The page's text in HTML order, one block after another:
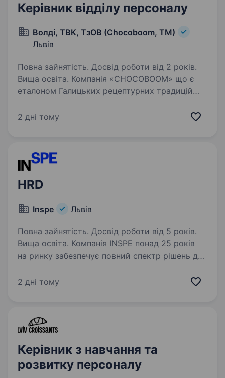
Керівник відділу персоналу
Волді, ТВК, ТзОВ (Chocoboom, ТМ)
Львів
Повна зайнятість. Досвід роботи від 2 років.
Вища освіта. Компанія «CHOCOBOOM» що є
еталоном Галицьких рецептурних традицій
роботу Керівника відділу персоналу
2 дні тому
HRD
Inspe Львів
Повна зайнятість. Досвід роботи від 5 років.
Вища освіта. Компанія ІNSPE понад 25 років
на ринку забезпечує повний спектр рішень для
до оснащення обладнанням, інструментами і
2 дні тому
Керівник з навчання та
розвитку персоналу